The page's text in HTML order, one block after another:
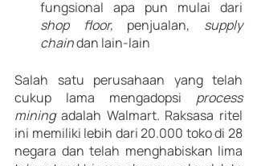
shop floor, penjualan, supply
chain dan lain-lain
Salah satu perusahaan yang telah
cukup lama mengadopsi process
mining adalah Walmart. Raksasa ritel
ini memiliki lebih dari 20.000 toko di 28
negara dan telah menghabiskan lima